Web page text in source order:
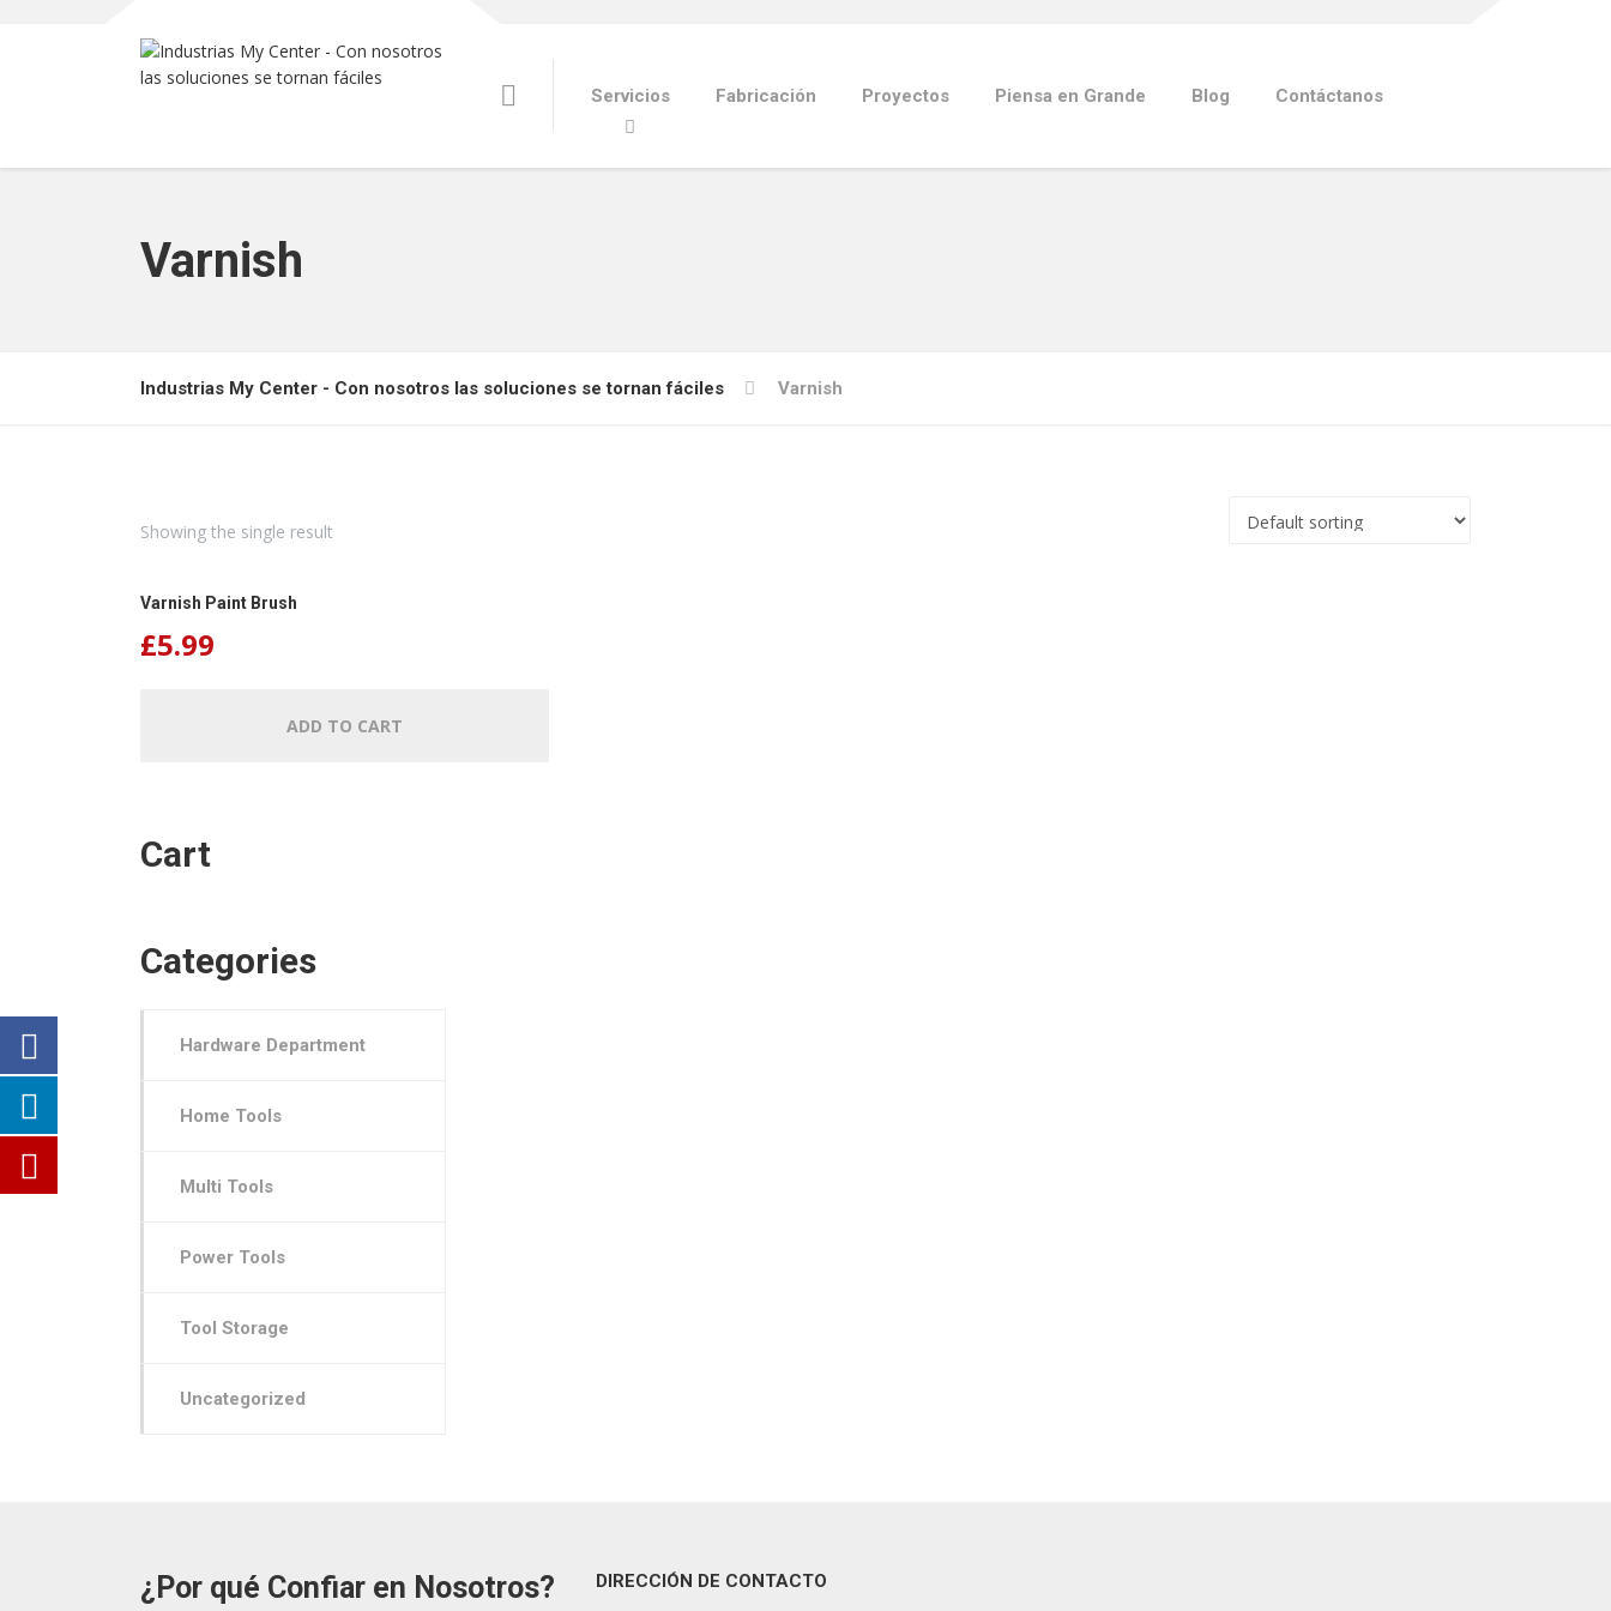
Servicios Fabricación Proyectos Piensa en Grande Blog Contáctanos
Varnish
Industrias My Center - Con nosotros las soluciones se tornan fáciles Varnish
Showing the single result
Varnish Paint Brush
£5.99
ADD TO CART
Cart
Categories
Hardware Department
Home Tools
Multi Tools
Power Tools
Tool Storage
Uncategorized
¿Por qué Confiar en Nosotros? DIRECCIÓN DE CONTACTO